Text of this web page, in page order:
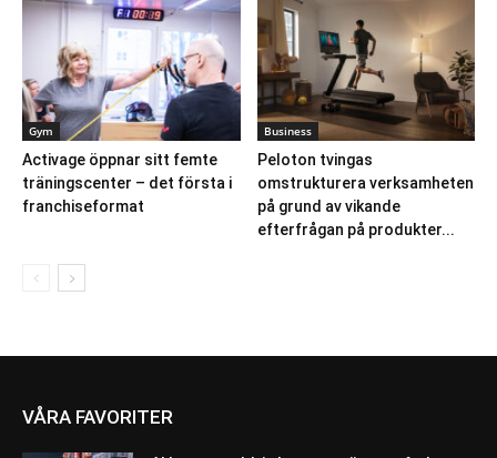
Gym
Activage öppnar sitt femte
träningscenter – det första i
franchiseformat
Business
Peloton tvingas
omstrukturera verksamheten
på grund av vikande
efterfrågan på produkter...
VÅRA FAVORITER